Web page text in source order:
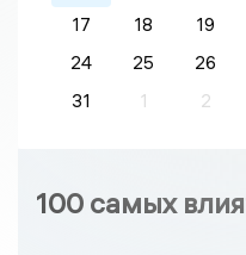
17
18 19
24
25 26
31
1 2
100 самых